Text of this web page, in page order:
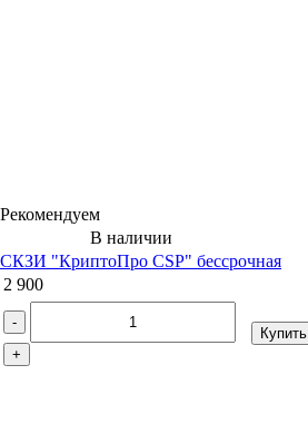
Рекомендуем
В наличии
СКЗИ "КриптоПро CSP" бессрочная
2 900
-
+
Купить